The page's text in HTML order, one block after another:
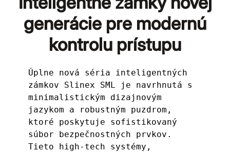
generácie pre modernú
kontrolu prístupu
Úplne nová séria inteligentných
zámkov Slinex SML je navrhnutá s
minimalistickým dizajnovým
jazykom a robustným puzdrom,
ktoré poskytuje sofistikovaný
súbor bezpečnostných prvkov.
Tieto high-tech systémy,